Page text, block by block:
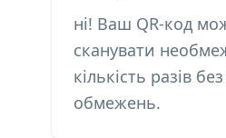
ні! Ваш QR-код
сканувати
кількість разів
обмежень.